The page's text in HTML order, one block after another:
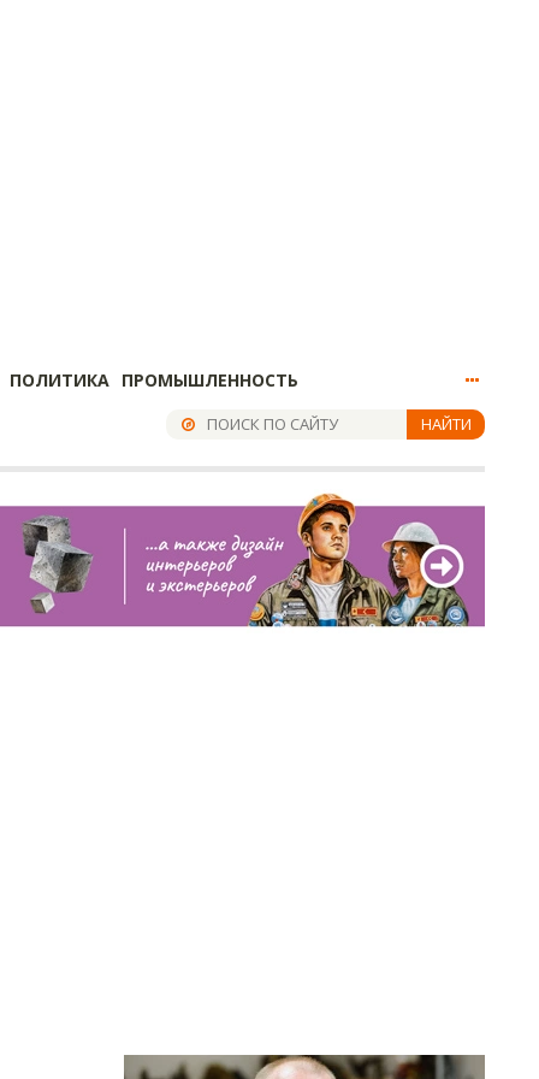
ПОЛИТИКА ПРОМЫШЛЕННОСТЬ
НАЙТИ